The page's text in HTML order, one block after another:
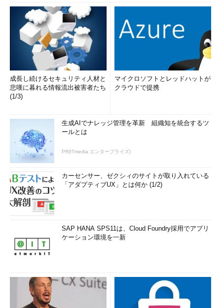
成長し続けるセキュリティ人材と
悲嘆に暮れる情報流出被害者たち
(1/3)
マイクロソフトとレッドハットが
クラウドで提携
生成AIでナレッジ管理を革新 組織知を統合するツ
ールとは
PR(ITmedia エンタープライズ)
カーセンサー、ゼクシィのサイトが取り入れている
「アダプティブUX」とは何か (1/2)
SAP HANA SPS11は、Cloud Foundry採用でアプリ
ケーション環境を一新